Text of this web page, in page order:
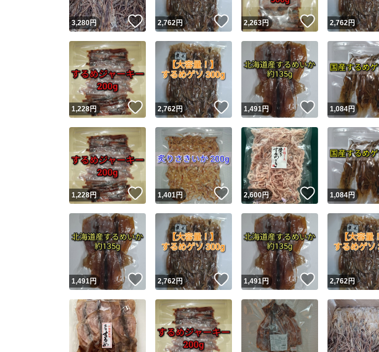
ユーザ
Yahoo!フリマが定めた一定の基準を満た
安心取引出品者
安心取引出品者 Yahoo!フリマ
取引実績
取引実績◯+ このユーザー
他フリマ実績◯+ このユーザー
スピード&安心発送
※このバッジは実績に基づく表示であり、発送
スピード＆安心発送
このユーザー
ます
スピード発送 このユーザーは
安心発送 このユーザーは
この商品の
商品画像の無断転載は禁止され
コピーは1商品につき1回 です
出
3,280円 いいね！
2,762円 いいね！
2,263円 いいね！
2,762円
1,228円 いいね！
2,762円 いいね！
1,491円 いいね！
1,084円
1,228円 いいね！
1,401円 いいね！
2,600円 いいね！
1,084円
1,491円 いいね！
2,762円 いいね！
1,491円 いいね！
2,762円